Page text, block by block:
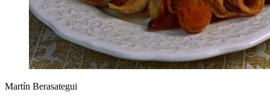
Martín Berasategui